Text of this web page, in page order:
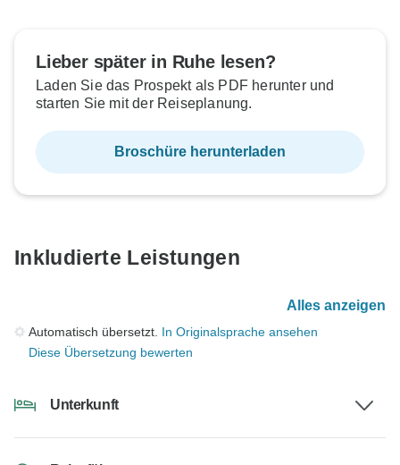
Lieber später in Ruhe lesen?
Laden Sie das Prospekt als PDF herunter und
starten Sie mit der Reiseplanung.
Broschüre herunterladen
Inkludierte Leistungen
Alles anzeigen
Automatisch übersetzt. In Originalsprache ansehen
Diese Übersetzung bewerten
Unterkunft